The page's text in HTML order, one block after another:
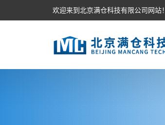
欢迎来到北京满仓科技有限公司网站！